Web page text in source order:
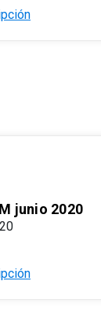
junio 2020